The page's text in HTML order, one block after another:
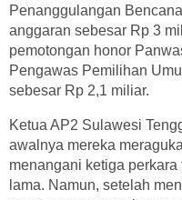
Penanggulangan
anggaran sebesar Rp 3
pemotongan honor
Pengawas Pemilihan
sebesar Rp 2,1 miliar.
Ketua AP2 Sulawesi
awalnya mereka
menangani ketiga
lama. Namun, setelah